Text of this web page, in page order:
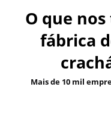
O que
fábrica
Mais de 10 mil